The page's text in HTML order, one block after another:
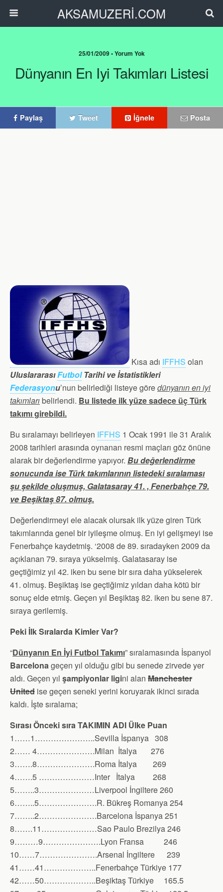
AKSAMUZERİ.COM
25/01/2009 • Yorum Yok
Dünyanın En Iyi Takımları Listesi
Paylaş Tweet İğnele Posta
Kısa adı IFFHS olan
UluslararasıFutbolTarihi ve İstatistikleri
Federasyonu’nun belirlediği listeye göredünyanın en iyi
takımlarıbelirlendi. Bu listede ilk yüze sadece üç Türk
takımı girebildi.
Bu sıralamayı belirleyen IFFHS 1 Ocak 1991 ile 31 Aralık
2008 tarihleri arasında oynanan resmi maçları göz önüne
alarak bir değerlendirme yapıyor. Bu değerlendirme
sonucunda ise Türk takımlarının listedeki sıralaması
şu şekilde oluşmuş, Galatasaray 41. , Fenerbahçe 79.
ve Beşiktaş 87. olmuş.
Değerlendirmeyi ele alacak olursak ilk yüze giren Türk
takımlarında genel bir iyileşme olmuş. En iyi gelişmeyi ise
Fenerbahçe kaydetmiş. ‘2008 de 89. sıradayken 2009 da
açıklanan 79. sıraya yükselmiş. Galatasaray ise
geçtiğimiz yıl 42. iken bu sene bir sıra daha yükselerek
41. olmuş. Beşiktaş ise geçtiğimiz yıldan daha kötü bir
sonuç elde etmiş. Geçen yıl Beşiktaş 82. iken bu sene 87.
sıraya gerilemiş.
Peki İlk Sıralarda Kimler Var?
“Dünyanın En İyi Futbol Takımı” sıralamasında İspanyol
Barcelonageçen yıl olduğu gibi bu senede zirvede yer
aldı. Geçen yıl şampiyonlar ligini alan Manchester
United ise geçen seneki yerini koruyarak ikinci sırada
kaldı. İşte sıralama;
Sırası Önceki sıra TAKIMIN ADI Ülke Puan
1……1…………………..Sevilla İspanya 308
2…… 4………………….Milan İtalya 276
3…….8………………….Roma İtalya 269
4…….5 …………………Inter İtalya 268
5……..3…………………Liverpool İngiltere 260
6……..5………………….R. Bükreş Romanya 254
7……..2………………….Barcelona İspanya 251
8…….11…………………Sao Paulo Brezilya 246
9………9………………….Lyon Fransa 246
10……7………………….Arsenal İngiltere 239
41……41………………..Fenerbahçe Türkiye 177
42……50………………..Beşiktaş Türkiye 165.5